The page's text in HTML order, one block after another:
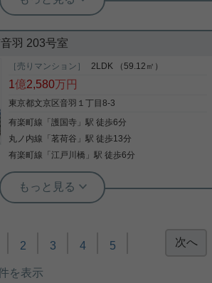
ーム株式会社） 志熊威望
☆16畳のLDK☆床暖房☆ウォークイン
クローゼット☆
千駄木小学校学区 室内リノベーション済み ペットも
飼育可能、周辺にはスーパーコンビニドラックスト
アがあります。 収納もウォークインクローゼットが
バルコニー、日当たり・通風も良好です。 是非ご覧
下さい。
用根津ホーム株式会社 根津駅前センター） スタ
室内リノベーション済のマンション ペットも飼育可
羽 203号室
［売りマンション］ 2LDK （59.12㎡）
1億2,580万円
東京都文京区音羽１丁目8-3
有楽町線 「護国寺 」駅 徒歩6分
丸ノ内線 「茗荷谷 」駅 徒歩13分
有楽町線 「江戸川橋 」駅 徒歩6分
テライト 金子瑠茄
総戸数167戸！ 24時間ゴミ出し可能物件です☆ ま
た、管理人も常駐！ 防犯面も安心出来る物件となっ
2 3 4 5 次へ
を表示